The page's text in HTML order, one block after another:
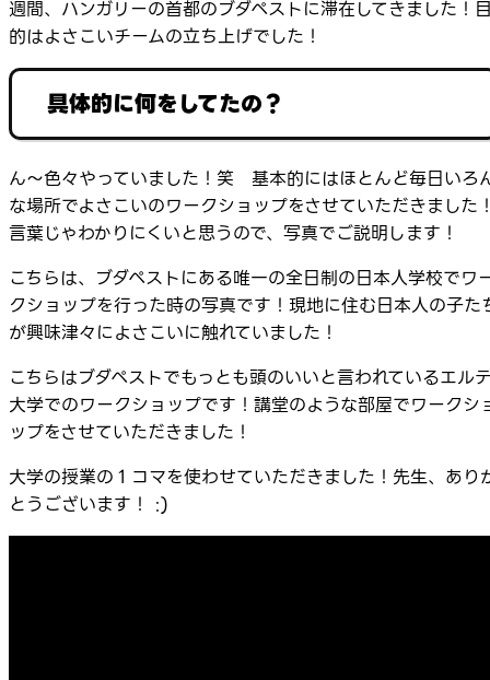
週間、ハンガリーの首都のブダペストに滞在してきました！
的はよさこいチームの立ち上げでした！
具体的に何をしてたの？
ん～色々やっていました！笑 基本的にはほとんど毎日いろ
な場所でよさこいのワークショップをさせていただきました
言葉じゃわかりにくいと思うので、写真でご説明します！
こちらは、ブダペストにある唯一の全日制の日本人学校でワ
クショップを行った時の写真です！現地に住む日本人の子た
が興味津々によさこいに触れていました！
こちらはブダペストでもっとも頭のいいと言われているエル
大学でのワークショップです！講堂のような部屋でワークシ
ップをさせていただきました！
大学の授業の１コマを使わせていただきました！先生、あり
とうございます！ :)